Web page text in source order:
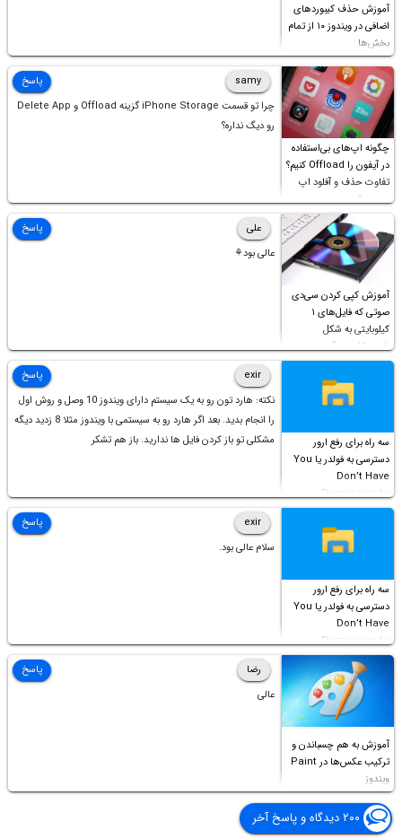
آموزش حذف کیبوردهای
اضافی در ویندوز ۱۰ از تمام
بخش‌ها
چگونه اپ‌های بی‌استفاده
در آیفون را Offload کنیم؟
تفاوت حذف و آفلود اپ
چیست؟
samy
چرا تو قسمت iPhone Storage گزینه Offload و Delete App
رو دیگ نداره؟
پاسخ
آموزش کپی کردن سی‌دی
صوتی که فایل‌های ۱
کیلوبایتی به شکل
شورت‌کات در آن موجود
است!
علی
عالی بود⚘
پاسخ
سه راه برای رفع ارور
دسترسی به فولدر یا You
Don’t Have
Permission to
Access this folder
exir
نکته: هارد تون رو به یک سیستم دارای ویندوز 10 وصل و روش اول
را انجام بدید. بعد اگر هارد رو به سیستمی با ویندوز مثلا 8 زدید دیگه
مشکلی تو باز کردن فایل ها ندارید. باز هم تشکر
پاسخ
سه راه برای رفع ارور
دسترسی به فولدر یا You
Don’t Have
Permission to
Access this folder
exir
سلام عالی بود.
پاسخ
آموزش به هم چسباندن و
ترکیب عکس‌ها در Paint
ویندوز
رضا
عالی
پاسخ
۲۰۰ دیدگاه و پاسخ آخر